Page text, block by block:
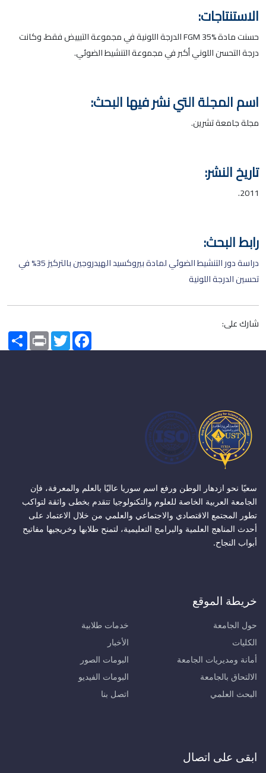
الاستنتاجات:
حسنت مادة FGM 35% الدرجة اللونية في مجموعة التبييض فقط، وكانت
درجة التحسن اللوني أكبر في مجموعة التنشيط الضوئي.
اسم المجلة التي نشر فيها البحث:
مجلة جامعة تشرين.
تاريخ النشر:
2011.
رابط البحث:
دراسة دور التنشيط الضوئي لمادة بيروكسيد الهيدروجين بالتركيز 35% في
تحسين الدرجة اللونية
شارك على:
Share PrintTwitterFacebook
سعيًا نحو ازدهار الوطن ورفع اسم سوريا عاليًا بالعلم والمعرفة، فإن
الجامعة العربية الخاصة للعلوم والتكنولوجيا تتقدم بخطى واثقة لتواكب
تطور المجتمع الاقتصادي والاجتماعي والعلمي من خلال الاعتماد على
أحدث المناهج العلمية والبرامج التعليمية، لتمنح طلابها وخريجيها مفاتيح
أبواب النجاح.
خريطة الموقع
حول الجامعة
الكليات
أمانة ومديريات الجامعة
الالتحاق بالجامعة
البحث العلمي
خدمات طلابية
الأخبار
البومات الصور
البومات الفيديو
اتصل بنا
ابقى على اتصال